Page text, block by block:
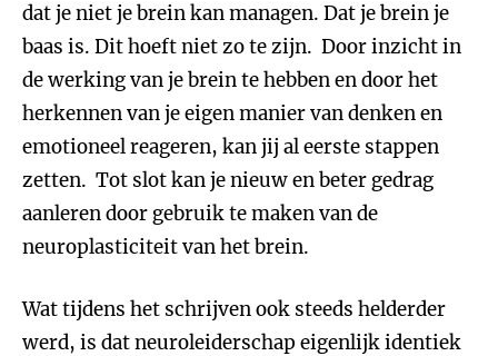
dat je niet je brein kan managen. Dat je brein je
baas is. Dit hoeft niet zo te zijn. Door inzicht in
de werking van je brein te hebben en door het
herkennen van je eigen manier van denken en
emotioneel reageren, kan jij al eerste stappen
zetten. Tot slot kan je nieuw en beter gedrag
aanleren door gebruik te maken van de
neuroplasticiteit van het brein.
Wat tijdens het schrijven ook steeds helderder
werd, is dat neuroleiderschap eigenlijk identiek